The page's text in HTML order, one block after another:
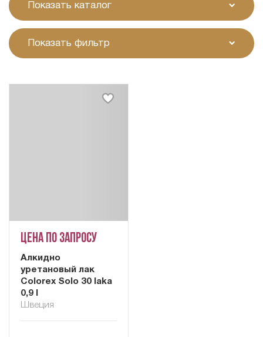
Показать каталог
Показать фильтр
Цена по запросу
Алкидно
уретановый лак
Colorex Solo 30 laka
0,9 l
Швеция